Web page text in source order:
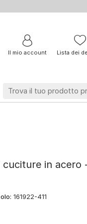
Il mio account Lista dei
cuciture in acero
161922-411